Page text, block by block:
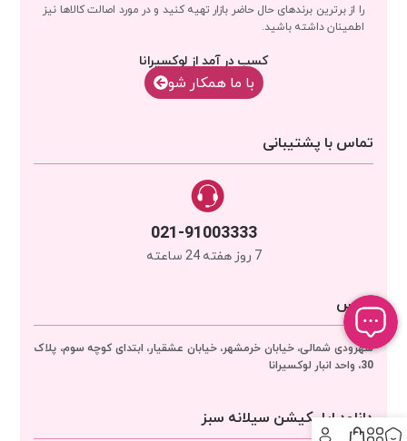
را از برترین برندهای حال حاضر بازار تهیه کنید و در مورد اصالت کالاها نیز
اطمینان داشته باشید.
کسب در آمد از لوکسیرانا
با‌‌ ما همکار شو
تماس با پشتیبانی
021-91003333
7 روز هفته 24 ساعته
آدرس
سهرودی شمالی، خیابان خرمشهر، خیابان عشقیار، ابتدای کوچه سوم، پلاک
30، واحد انبار
لوکسیرانا
دانلود اپلیکیشن سیلانه سبز